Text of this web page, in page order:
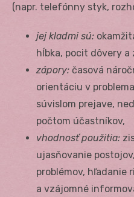
(napr. telefónny styk,
jej kladmi sú:
hĺbka, pocit dôvery
zápory: časová
orientáciu v
súvislom prejave,
počtom účastníkov,
vhodnosť použitia:
ujasňovanie
problémov, hľadanie
a vzájomné